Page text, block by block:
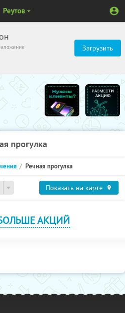
Загрузить
Реутов
прогулка
Речная прогулка
Показать на карте
АКЦИЙ